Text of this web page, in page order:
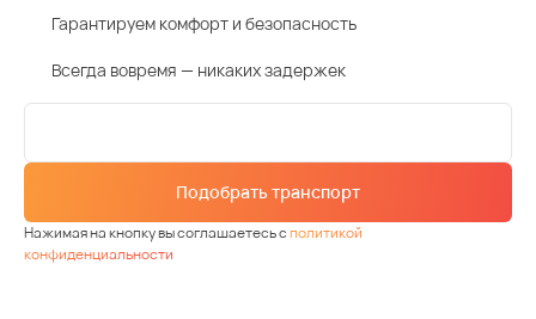
Гарантируем комфорт и безопасность
Всегда вовремя — никаких задержек
Подобрать транспорт
Нажимая на кнопку вы соглашаетесь сполитикой
конфиденциальности